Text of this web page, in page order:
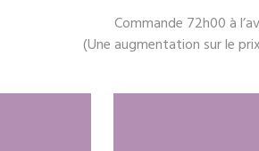
Commande 72h00 à
(Une augmentation sur le